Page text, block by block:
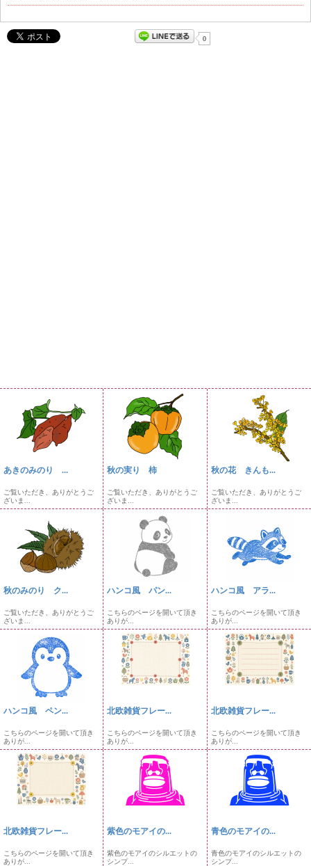
0
あきのみのり ...
ご覧いただき、ありがとうご
ざいま...
秋の実り 柿
ご覧いただき、ありがとうご
ざいま...
秋の花 きんも...
ご覧いただき、ありがとうご
ざいま...
秋のみのり ク...
ご覧いただき、ありがとうご
ざいま...
ハンコ風 パン...
こちらのページを開いて頂き
ありが...
ハンコ風 アラ...
こちらのページを開いて頂き
ありが...
ハンコ風 ペン...
こちらのページを開いて頂き
ありが...
北欧雑貨フレー...
こちらのページを開いて頂き
ありが...
北欧雑貨フレー...
こちらのページを開いて頂き
ありが...
北欧雑貨フレー...
こちらのページを開いて頂き
ありが...
紫色のモアイの...
紫色のモアイのシルエットの
シンプ...
青色のモアイの...
青色のモアイのシルエットの
シンプ...